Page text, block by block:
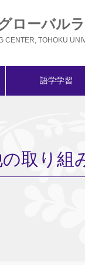
ローバル
CENTER, TOHOKU
語学学習
取り組